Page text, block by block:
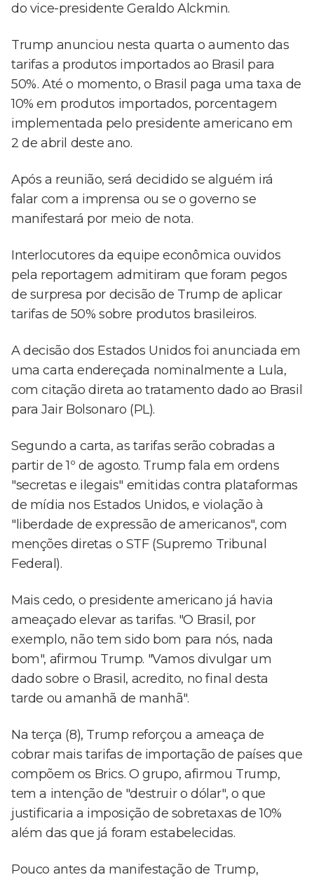
do vice-presidente Geraldo Alckmin.
Trump anunciou nesta quarta o aumento das
tarifas a produtos importados ao Brasil para
50%. Até o momento, o Brasil paga uma taxa de
10% em produtos importados, porcentagem
implementada pelo presidente americano em
2 de abril deste ano.
Após a reunião, será decidido se alguém irá
falar com a imprensa ou se o governo se
manifestará por meio de nota.
Interlocutores da equipe econômica ouvidos
pela reportagem admitiram que foram pegos
de surpresa por decisão de Trump de aplicar
tarifas de 50% sobre produtos brasileiros.
A decisão dos Estados Unidos foi anunciada em
uma carta endereçada nominalmente a Lula,
com citação direta ao tratamento dado ao Brasil
para Jair Bolsonaro (PL).
Segundo a carta, as tarifas serão cobradas a
partir de 1º de agosto. Trump fala em ordens
"secretas e ilegais" emitidas contra plataformas
de mídia nos Estados Unidos, e violação à
"liberdade de expressão de americanos", com
menções diretas o STF (Supremo Tribunal
Federal).
Mais cedo, o presidente americano já havia
ameaçado elevar as tarifas. "O Brasil, por
exemplo, não tem sido bom para nós, nada
bom", afirmou Trump. "Vamos divulgar um
dado sobre o Brasil, acredito, no final desta
tarde ou amanhã de manhã".
Na terça (8), Trump reforçou a ameaça de
cobrar mais tarifas de importação de países que
compõem os Brics. O grupo, afirmou Trump,
tem a intenção de "destruir o dólar", o que
justificaria a imposição de sobretaxas de 10%
além das que já foram estabelecidas.
Pouco antes da manifestação de Trump,